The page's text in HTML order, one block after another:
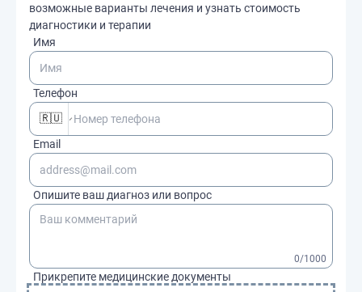
возможные варианты лечения и узнать стоимость
диагностики и терапии
Имя
Телефон
🇷🇺
Email
Опишите ваш диагноз или вопрос
0/1000
Прикрепите медицинские документы